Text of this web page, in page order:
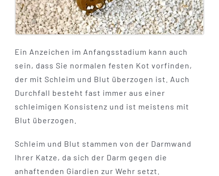
Ein Anzeichen im Anfangsstadium kann auch
sein, dass Sie normalen festen Kot vorfinden,
der mit Schleim und Blut überzogen ist. Auch
Durchfall besteht fast immer aus einer
schleimigen Konsistenz und ist meistens mit
Blut überzogen.
Schleim und Blut stammen von der Darmwand
Ihrer Katze, da sich der Darm gegen die
anhaftenden Giardien zur Wehr setzt.